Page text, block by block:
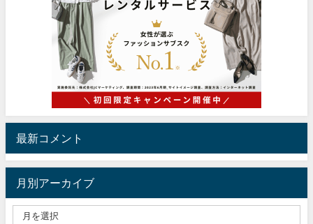
最新コメント
月別アーカイブ